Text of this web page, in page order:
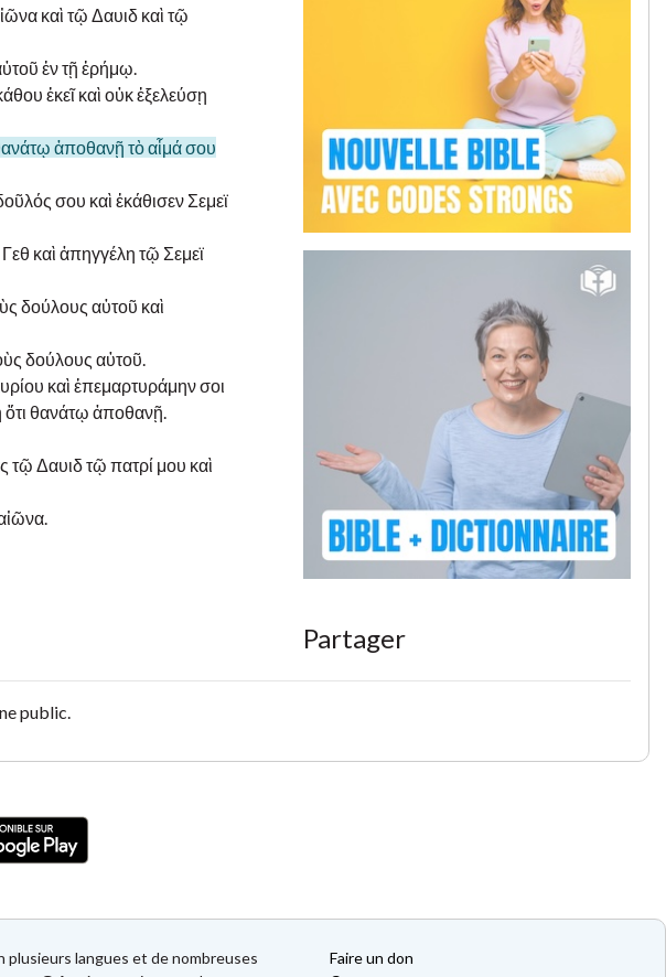
καὶ τῷ Δαυιδ καὶ τῷ
ἐν τῇ ἐρήμῳ.
ἐκεῖ καὶ οὐκ ἐξελεύσῃ
ἀποθανῇ τὸ αἷμά σου
σου καὶ ἐκάθισεν Σεμεϊ
καὶ ἀπηγγέλη τῷ Σεμεϊ
δούλους αὐτοῦ καὶ
δούλους αὐτοῦ.
καὶ ἐπεμαρτυράμην σοι
ὅτι θανάτῳ ἀποθανῇ.
τῷ Δαυιδ τῷ πατρί μου καὶ
Partager
public.
langues et de nombreuses
Faire un don